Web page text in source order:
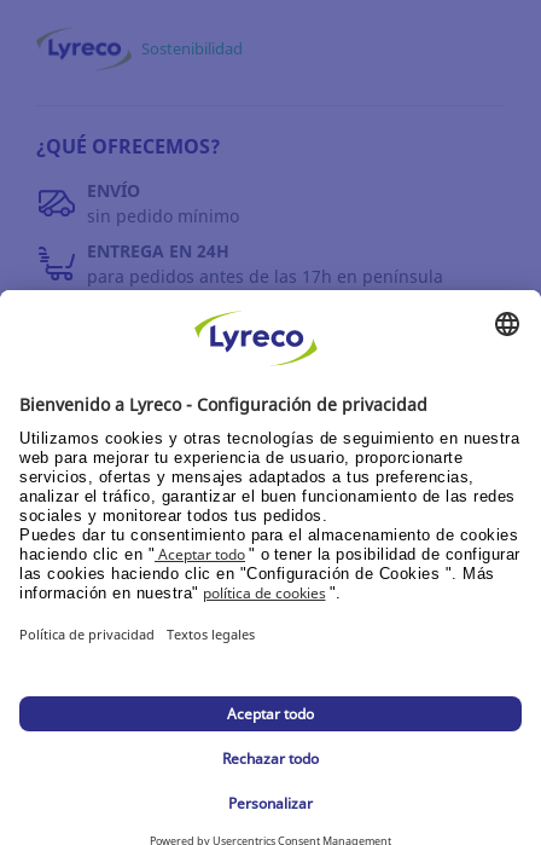
Sostenibilidad
¿QUÉ OFRECEMOS?
ENVÍO
sin pedido mínimo
ENTREGA EN 24H
para pedidos antes de las 17h en península
DEVOLUCIONES
antes de 30 días
INFORMACIÓN GENERAL
PPU área de clientes
Catálogos y promociones
Documentación corporativa
© Lyreco 2026
Declaración de Accesibilidad||Política de
Configuración de la privacidad